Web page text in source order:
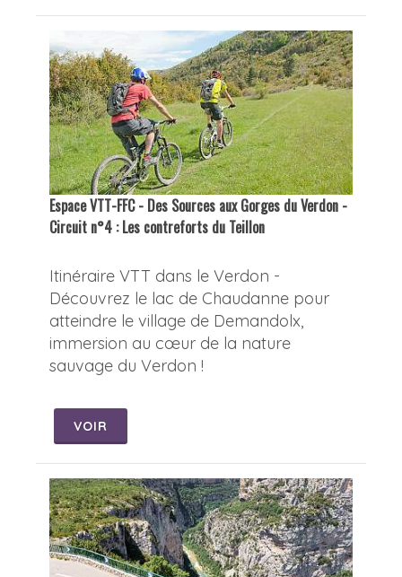
Espace VTT-FFC - Des Sources aux Gorges du Verdon -
Circuit n°4 : Les contreforts du Teillon
Itinéraire VTT dans le Verdon -
Découvrez le lac de Chaudanne pour
atteindre le village de Demandolx,
immersion au cœur de la nature
sauvage du Verdon !
VOIR